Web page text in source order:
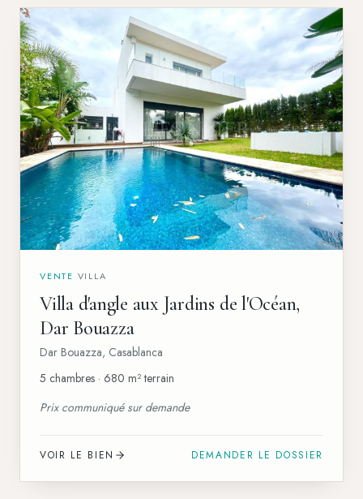
VENTE VILLA
Villa d'angle aux Jardins de l'Océan,
Dar Bouazza
Dar Bouazza, Casablanca
5 chambres · 680 m² terrain
Prix communiqué sur demande
VOIR LE BIEN DEMANDER LE DOSSIER